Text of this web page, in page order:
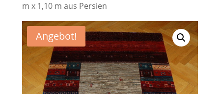
m x 1,10 m aus Persien
Angebot!